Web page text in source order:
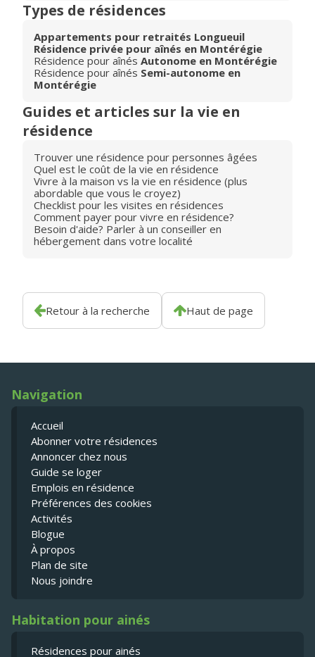
Types de résidences
Appartements pour retraités Longueuil
Résidence privée pour aînés en Montérégie
Résidence pour aînés Autonome en Montérégie
Résidence pour aînés Semi-autonome en
Montérégie
Guides et articles sur la vie en
résidence
Trouver une résidence pour personnes âgées
Quel est le coût de la vie en résidence
Vivre à la maison vs la vie en résidence (plus
abordable que vous le croyez)
Checklist pour les visites en résidences
Comment payer pour vivre en résidence?
Besoin d'aide? Parler à un conseiller en
hébergement dans votre localité
Retour à la recherche Haut de page
Navigation
Accueil
Abonner votre résidences
Annoncer chez nous
Guide se loger
Emplois en résidence
Préférences des cookies
Activités
Blogue
À propos
Plan de site
Nous joindre
Habitation pour ainés
Résidences pour ainés